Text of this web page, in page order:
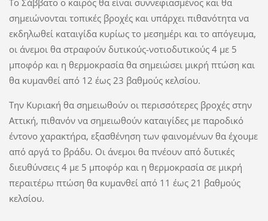
Το Σάββατο ο καιρός θα είναι συννεφιασμένος και θα
σημειώνονται τοπικές βροχές και υπάρχει πιθανότητα να
εκδηλωθεί καταιγίδα κυρίως το μεσημέρι και το απόγευμα,
οι άνεμοι θα στραφούν δυτικούς-νοτιοδυτικούς 4 με 5
μποφόρ και η θερμοκρασία θα σημειώσει μικρή πτώση και
θα κυμανθεί από 12 έως 23 βαθμούς κελσίου.
Την Κυριακή θα σημειωθούν οι περισσότερες βροχές στην
Αττική, πιθανόν να σημειωθούν καταιγίδες με παροδικό
έντονο χαρακτήρα, εξασθένηση των φαινομένων θα έχουμε
από αργά το βράδυ. Οι άνεμοι θα πνέουν από δυτικές
διευθύνσεις 4 με 5 μποφόρ και η θερμοκρασία σε μικρή
περαιτέρω πτώση θα κυμανθεί από 11 έως 21 βαθμούς
κελσίου.